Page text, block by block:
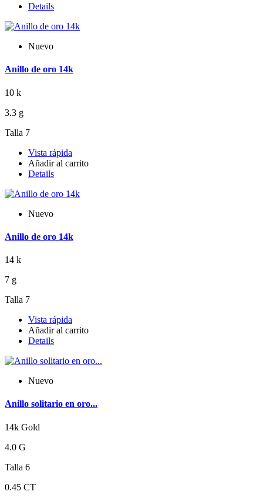
Details
Nuevo
Anillo de oro 14k
10 k
3.3 g
Talla 7
Vista rápida
Añadir al carrito
Details
Nuevo
Anillo de oro 14k
14 k
7 g
Talla 7
Vista rápida
Añadir al carrito
Details
Nuevo
Anillo solitario en oro...
14k Gold
4.0 G
Talla 6
0.45 CT